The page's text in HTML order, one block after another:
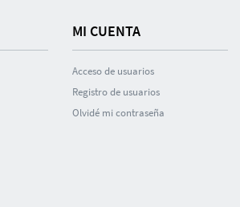
MI CUENTA
Acceso de usuarios
Registro de usuarios
Olvidé mi contraseña